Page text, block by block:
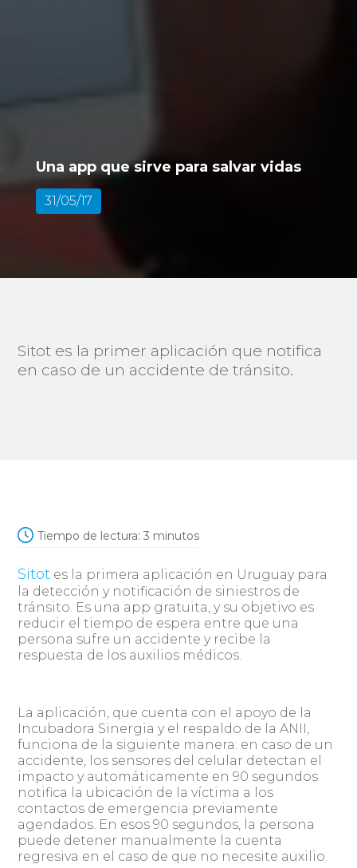
Una app que sirve para salvar vidas
31/05/17
Sitot es la primer aplicación que notifica
en caso de un accidente de tránsito.
Tiempo de lectura: 3 minutos
Sitot es la primera aplicación en Uruguay para
la detección y notificación de siniestros de
tránsito. Es una app gratuita, y su objetivo es
reducir el tiempo de espera entre que una
persona sufre un accidente y recibe la
respuesta de los auxilios médicos.
La aplicación, que cuenta con el apoyo de la
Incubadora Sinergia y el respaldo de la ANII,
funciona de la siguiente manera: en caso de un
accidente, los sensores del celular detectan el
impacto y automáticamente en 90 segundos
notifica la ubicación de la víctima a los
contactos de emergencia previamente
agendados. En esos 90 segundos, la persona
puede detener manualmente la cuenta
regresiva en el caso de que no necesite auxilio.